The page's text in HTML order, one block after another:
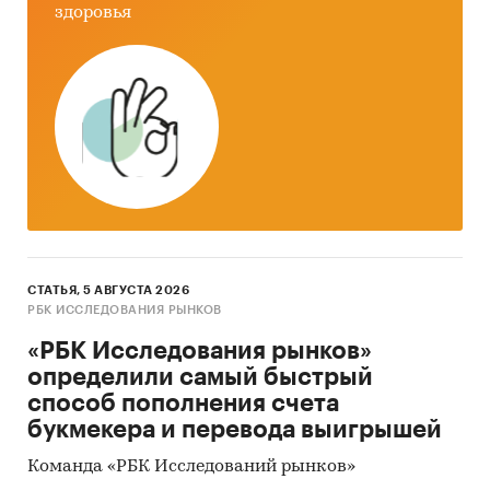
здоровья
СТАТЬЯ, 5 АВГУСТА 2026
РБК ИССЛЕДОВАНИЯ РЫНКОВ
«РБК Исследования рынков»
определили самый быстрый
способ пополнения счета
букмекера и перевода выигрышей
Команда «РБК Исследований рынков»